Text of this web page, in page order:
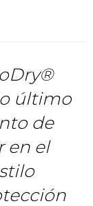
último
de
en el